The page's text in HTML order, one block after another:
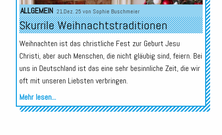
ALLGEMEIN 21.Dez. 25 von Sophie Buschmeier
Skurrile Weihnachtstraditionen
Weihnachten ist das christliche Fest zur Geburt Jesu
Christi, aber auch Menschen, die nicht gläubig sind, feiern. Bei
uns in Deutschland ist das eine sehr besinnliche Zeit, die wir
oft mit unseren Liebsten verbringen.
Mehr lesen...